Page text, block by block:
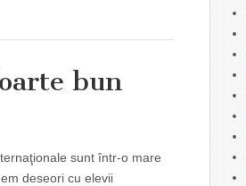
bun
sunt într-o mare
deseori cu elevii